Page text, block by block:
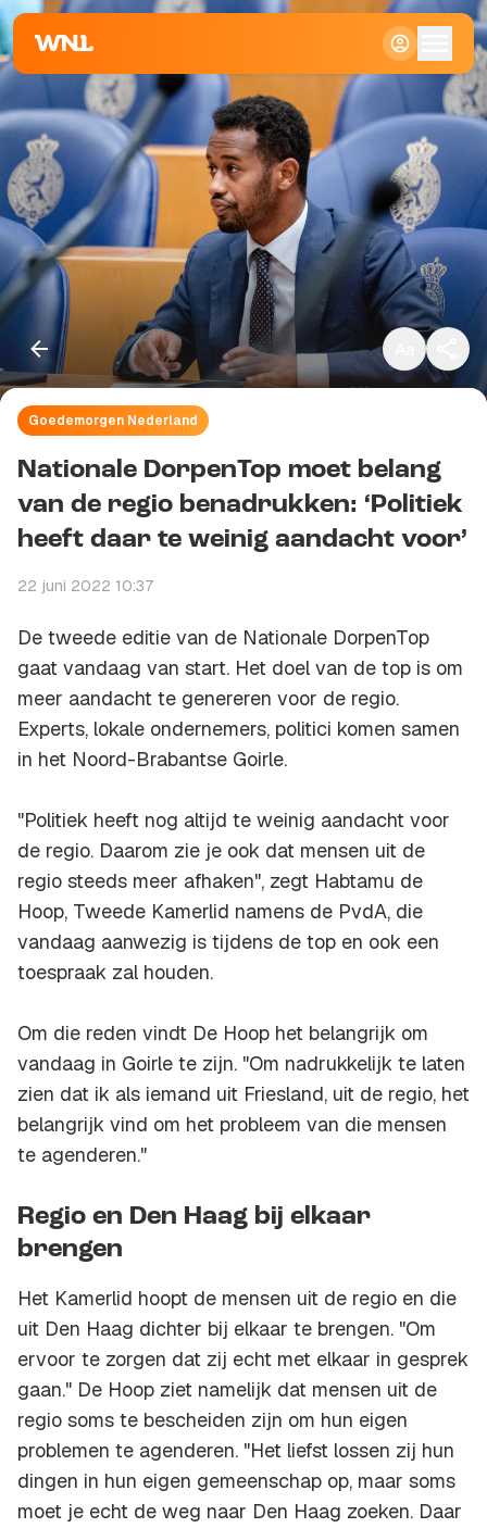
Klein
Standaard
Groot
Goedemorgen Nederland
Nationale DorpenTop moet belang
van de regio benadrukken: ‘Politiek
heeft daar te weinig aandacht voor’
22 juni 2022 10:37
De tweede editie van de Nationale DorpenTop
gaat vandaag van start. Het doel van de top is om
meer aandacht te genereren voor de regio.
Experts, lokale ondernemers, politici komen samen
in het Noord-Brabantse Goirle.
"Politiek heeft nog altijd te weinig aandacht voor
de regio. Daarom zie je ook dat mensen uit de
regio steeds meer afhaken", zegt Habtamu de
Hoop, Tweede Kamerlid namens de PvdA, die
vandaag aanwezig is tijdens de top en ook een
toespraak zal houden.
Om die reden vindt De Hoop het belangrijk om
vandaag in Goirle te zijn. "Om nadrukkelijk te laten
zien dat ik als iemand uit Friesland, uit de regio, het
belangrijk vind om het probleem van die mensen
te agenderen."
Regio en Den Haag bij elkaar
brengen
Het Kamerlid hoopt de mensen uit de regio en die
uit Den Haag dichter bij elkaar te brengen. "Om
ervoor te zorgen dat zij echt met elkaar in gesprek
gaan." De Hoop ziet namelijk dat mensen uit de
regio soms te bescheiden zijn om hun eigen
problemen te agenderen. "Het liefst lossen zij hun
dingen in hun eigen gemeenschap op, maar soms
moet je echt de weg naar Den Haag zoeken. Daar